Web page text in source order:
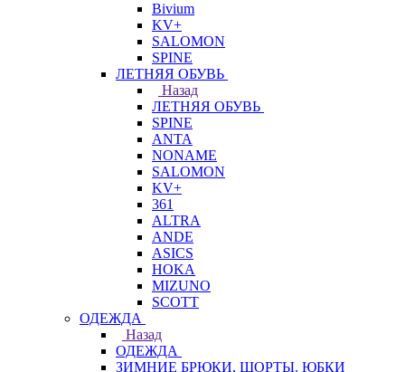
Bivium
KV+
SALOMON
SPINE
ЛЕТНЯЯ ОБУВЬ
Назад
ЛЕТНЯЯ ОБУВЬ
SPINE
ANTA
NONAME
SALOMON
KV+
361
ALTRA
ANDE
ASICS
HOKA
MIZUNO
SCOTT
ОДЕЖДА
Назад
ОДЕЖДА
ЗИМНИЕ БРЮКИ, ШОРТЫ. ЮБКИ